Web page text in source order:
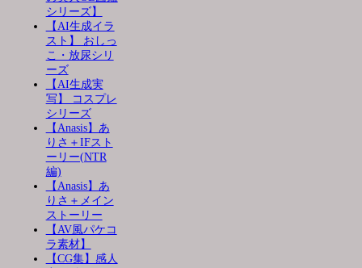
シリーズ】
【AI生成イラ
スト】 おしっ
こ・放尿シリ
ーズ
【AI生成実
写】 コスプレ
シリーズ
【Anasis】あ
りさ＋IFスト
ーリー(NTR
編)
【Anasis】あ
りさ＋メイン
ストーリー
【AV風パケコ
ラ素材】
【CG集】感人